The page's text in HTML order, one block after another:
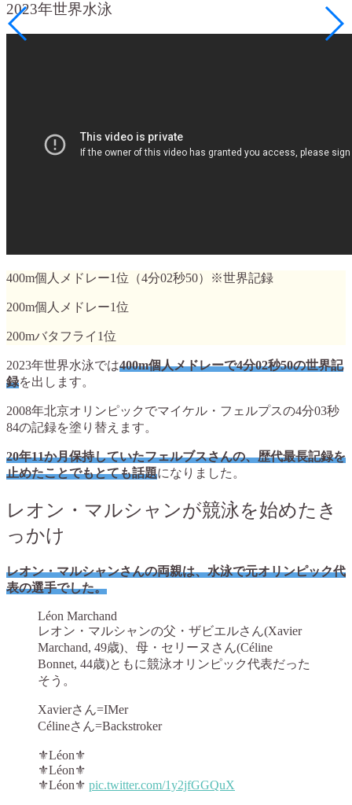
2023年世界水泳
400m個人メドレー1位（4分02秒50）※世界記録
200m個人メドレー1位
200mバタフライ1位
2023年世界水泳では400m個人メドレーで4分02秒50の世界記
録を出します。
2008年北京オリンピックでマイケル・フェルプスの4分03秒
84の記録を塗り替えます。
20年11か月保持していたフェルブスさんの、歴代最長記録を
止めたことでもとても話題になりました。
レオン・マルシャンが競泳を始めたき
っかけ
レオン・マルシャンさんの両親は、水泳で元オリンピック代
表の選手でした。
Léon Marchand
レオン・マルシャンの父・ザビエルさん(Xavier
Marchand, 49歳)、母・セリーヌさん(Céline
Bonnet, 44歳)ともに競泳オリンピック代表だった
そう。
Xavierさん=IMer
Célineさん=Backstroker
⚜️Léon⚜️
⚜️Léon⚜️
⚜️Léon⚜️ pic.twitter.com/1y2jfGGQuX